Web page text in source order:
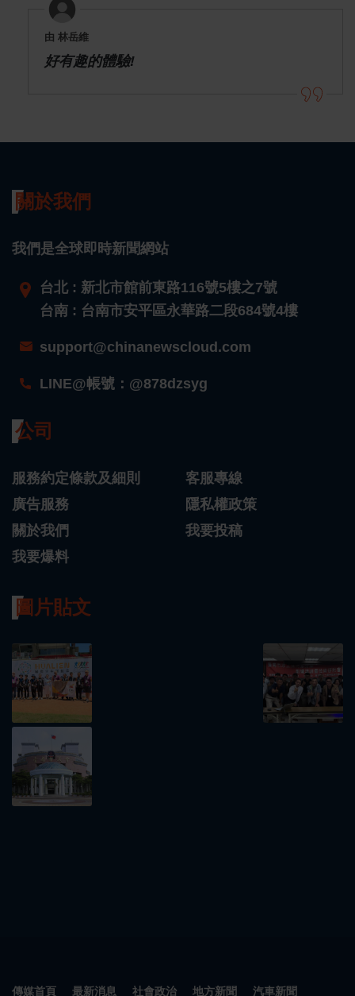
由 林岳維
好有趣的體驗!
關於我們
我們是全球即時新聞網站
台北 : 新北市館前東路116號5樓之7號
台南 : 台南市安平區永華路二段684號4樓
support@chinanewscloud.com
LINE@帳號：@878dzsyg
公司
服務約定條款及細則
客服專線
廣告服務
隱私權政策
關於我們
我要投稿
我要爆料
圖片貼文
傳媒首頁 最新消息 社會政治 地方新聞 汽車新聞